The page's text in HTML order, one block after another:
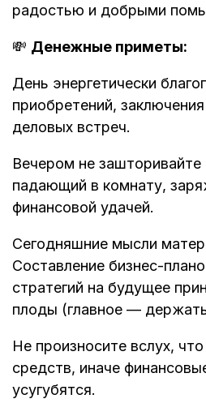
радостью и добрыми
💸 Денежные приметы:
День энергетически
приобретений,
деловых встреч.
Вечером не зашторивайте
падающий в комнату,
финансовой удачей.
Сегодняшние мысли
Составление бизнес-
стратегий на будущее
плоды (главное —
Не произносите вслух,
средств, иначе
усугубятся.